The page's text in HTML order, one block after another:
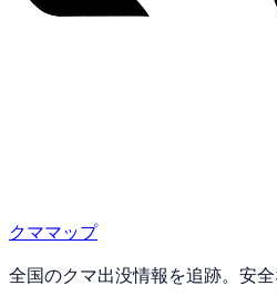
クママップ
全国のクマ出没情報を追跡。安全